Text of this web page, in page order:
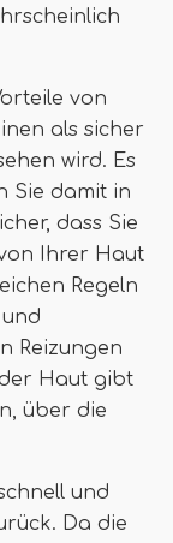
von
als sicher
wird. Es
Sie damit in
dass Sie
Ihrer Haut
Regeln
Reizungen
Haut gibt
über die
und
Da die